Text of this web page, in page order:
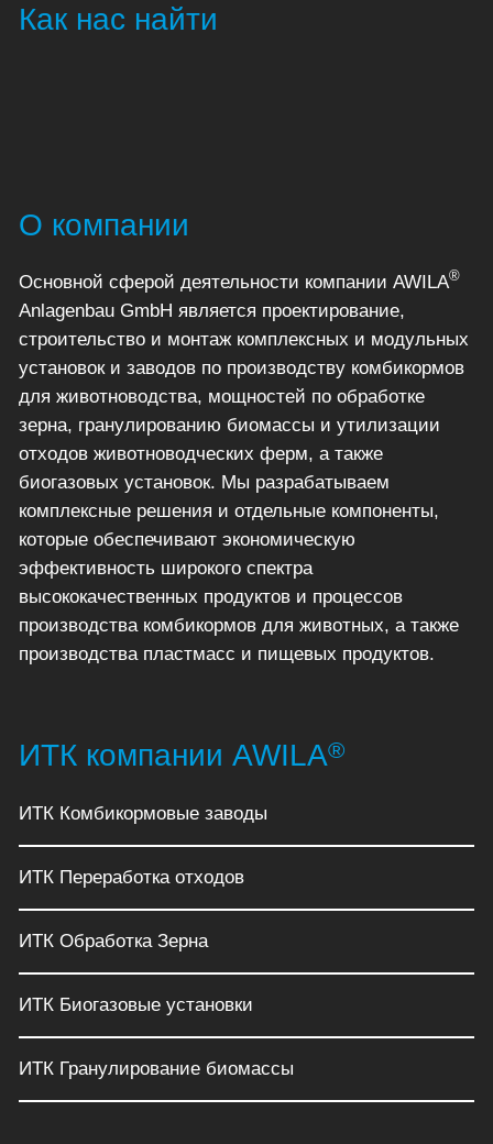
Как нас найти
О компании
Основной сферой деятельности компании AWILA®
Anlagenbau GmbH является проектирование,
строительство и монтаж комплексных и модульных
установок и заводов по производству комбикормов
для животноводства, мощностей по обработке
зерна, гранулированию биомассы и утилизации
отходов животноводческих ферм, а также
биогазовых установок. Мы разрабатываем
комплексные решения и отдельные компоненты,
которые обеспечивают экономическую
эффективность широкого спектра
высококачественных продуктов и процессов
производства комбикормов для животных, а также
производства пластмасс и пищевых продуктов.
ИТК компании AWILA®
ИТК Комбикормовые заводы
ИТК Переработка отходов
ИТК Обработка Зерна
ИТК Биогазовые установки
ИТК Гранулирование биомассы